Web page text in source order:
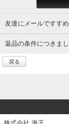
友達にメールですす
返品の条件につきま
戻る